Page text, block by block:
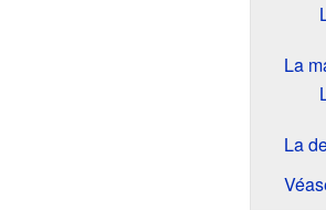
La
La